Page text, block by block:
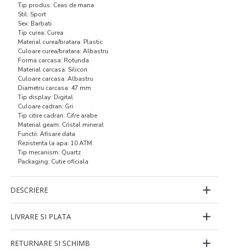
Tip produs: Ceas de mana
Stil: Sport
Sex: Barbati
Tip curea: Curea
Material curea/bratara: Plastic
Culoare curea/bratara: Albastru
Forma carcasa: Rotunda
Material carcasa: Silicon
Culoare carcasa: Albastru
Diametru carcasa: 47 mm
Tip display: Digital
Culoare cadran: Gri
Tip citire cadran: Cifre arabe
Material geam: Cristal mineral
Functii: Afisare data
Rezistenta la apa: 10 ATM
Tip mecanism: Quartz
Packaging: Cutie oficiala
DESCRIERE
LIVRARE SI PLATA
RETURNARE SI SCHIMB